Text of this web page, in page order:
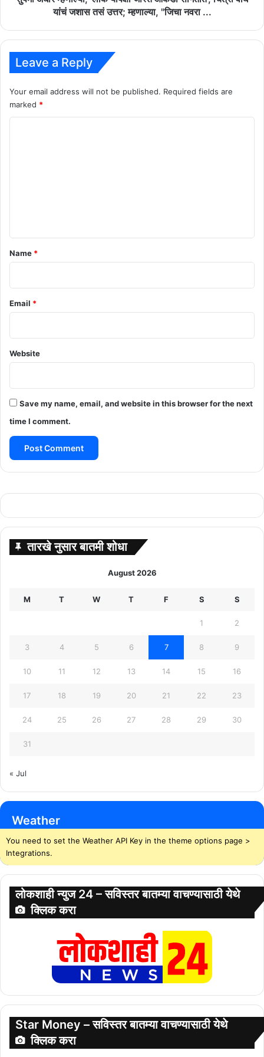
म्हणाल्या,
"जिचा
...
यांचं जशास तसं उत्तर; म्हणाल्या, "जिचा नवरा ...
Leave a Reply
Your email address will not be published. Required fields are
marked *
*
Name *
Email *
Website
Save my name, email, and website in this browser for the next
time I comment.
तारखे नुसार बातमी शोधा
August 2026
M T W T F S S
1 2
3 4 5 6 7 8 9
10 11 12 13 14 15 16
17 18 19 20 21 22 23
24 25 26 27 28 29 30
31
« Jul
Weather
You need to set the Weather API Key in the theme options page >
Integrations.
लोकशाही न्युज 24 – सविस्तर बातम्या वाचण्यासाठी येथे
क्लिक करा
Star Money – सविस्तर बातम्या वाचण्यासाठी येथे
क्लिक करा